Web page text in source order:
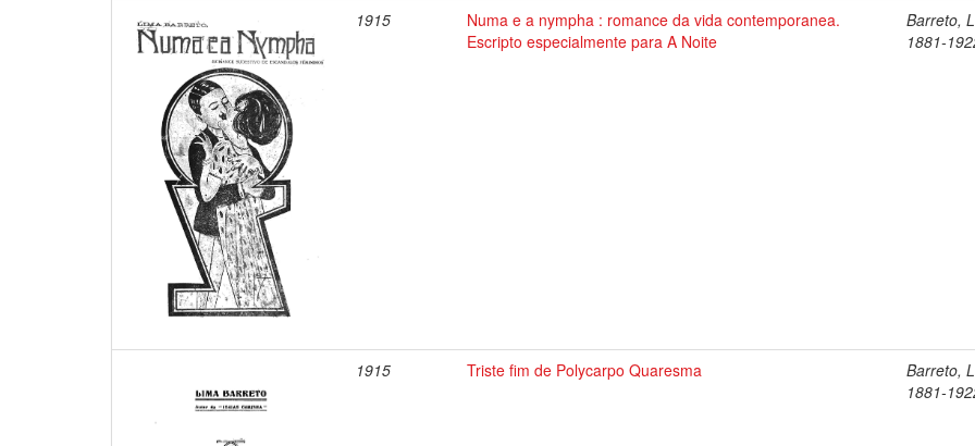
1915
Numa e a nympha : romance da vida contemporanea.
Escripto especialmente para A Noite
Barreto,
1881-
1915 Triste fim de Polycarpo Quaresma
Barreto,
1881-